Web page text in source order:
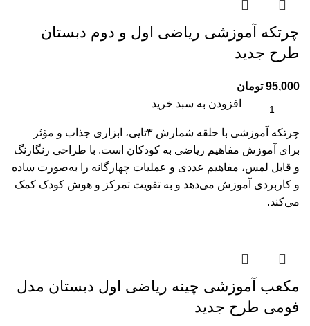
چرتکه آموزشی ریاضی اول و دوم دبستان
طرح جدید
95,000 تومان
افزودن به سبد خرید
چرتکه آموزشی با حلقه شمارش ۳تایی، ابزاری جذاب و مؤثر
برای آموزش مفاهیم ریاضی به کودکان است. با طراحی رنگارنگ
و قابل لمس، مفاهیم عددی و عملیات چهارگانه را به‌صورت ساده
و کاربردی آموزش می‌دهد و به تقویت تمرکز و هوش کودک کمک
می‌کند.
مکعب آموزشی چینه ریاضی اول دبستان مدل
فومی طرح جدید